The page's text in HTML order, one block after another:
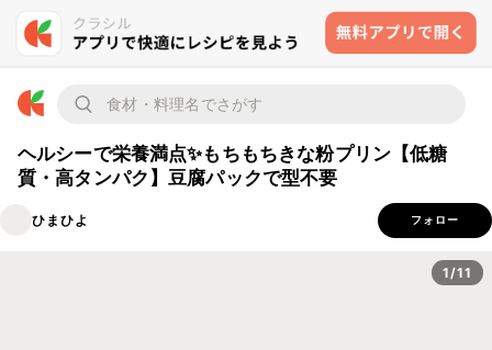
ヘルシーで栄養満点✨もちもちきな粉プリン【低糖
質・高タンパク】豆腐パックで型不要
ひまひよ フォロー
1/11